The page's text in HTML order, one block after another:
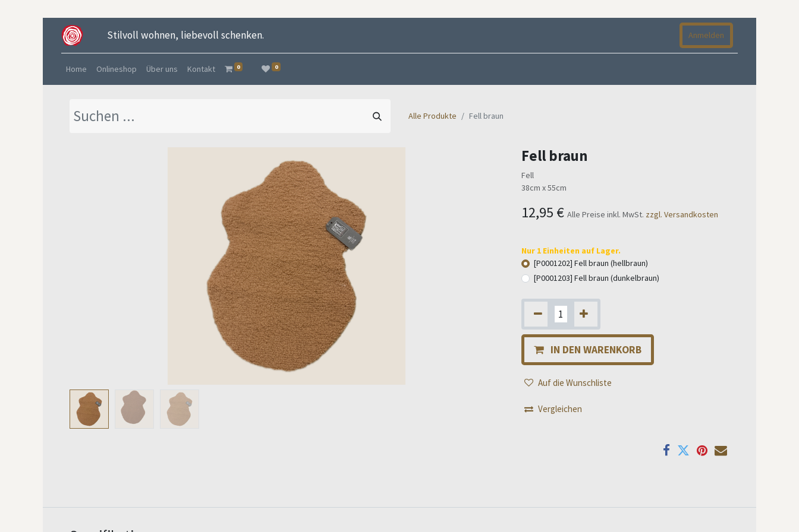
Stilvoll wohnen, liebevoll schenken. Anmelden
Home Onlineshop Über uns Kontakt 0 0
Alle Produkte Fell braun
Fell braun
Fell
38cm x 55cm
12,95 € Alle Preise inkl. MwSt. zzgl. Versandkosten
Nur 1 Einheiten auf Lager.
[P0001202] Fell braun (hellbraun)
[P0001203] Fell braun (dunkelbraun)
IN DEN WARENKORB
Auf die Wunschliste
Vergleichen